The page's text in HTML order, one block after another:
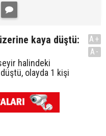
kaya düştü:
halindeki
olayda 1 kişi
A+
A-